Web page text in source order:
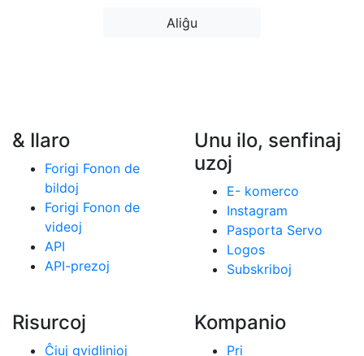
Aliĝu
& Ilaro
Forigi Fonon de
bildoj
Forigi Fonon de
videoj
API
API-prezoj
Unu ilo, senfinaj
uzoj
E- komerco
Instagram
Pasporta Servo
Logos
Subskriboj
Risurcoj
Ĉiuj gvidlinioj
Kompanio
Pri